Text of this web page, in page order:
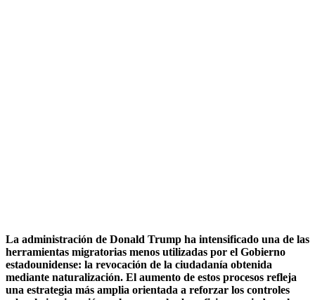
La administración de Donald Trump ha intensificado una de las
herramientas migratorias menos utilizadas por el Gobierno
estadounidense: la revocación de la ciudadanía obtenida
mediante naturalización. El aumento de estos procesos refleja
una estrategia más amplia orientada a reforzar los controles